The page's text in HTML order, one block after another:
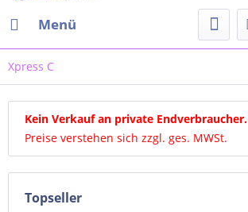
Menü
Xpress C
Kein Verkauf an private Endverbraucher.
Preise verstehen sich zzgl. ges. MWSt.
Topseller